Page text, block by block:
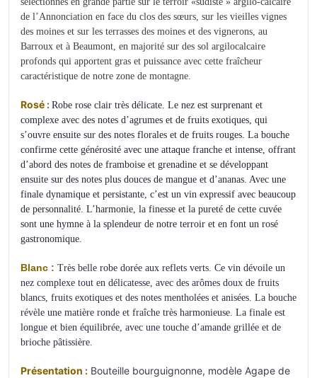
de l’Annonciation en face du clos des sœurs, sur les vieilles vignes
des moines et sur les terrasses des moines et des vignerons, au
Barroux et à Beaumont, en majorité sur des sol argilocalcaire
profonds qui apportent gras et puissance avec cette fraîcheur
caractéristique de notre zone de montagne.
Rosé : Robe rose clair très délicate. Le nez est surprenant et
complexe avec des notes d’agrumes et de fruits exotiques, qui
s’ouvre ensuite sur des notes florales et de fruits rouges. La bouche
confirme cette générosité avec une attaque franche et intense, offrant
d’abord des notes de framboise et grenadine et se développant
ensuite sur des notes plus douces de mangue et d’ananas. Avec une
finale dynamique et persistante, c’est un vin expressif avec beaucoup
de personnalité. L’harmonie, la finesse et la pureté de cette cuvée
sont une hymne à la splendeur de notre terroir et en font un rosé
gastronomique.
Blanc : Très belle robe dorée aux reflets verts. Ce vin dévoile un
nez complexe tout en délicatesse, avec des arômes doux de fruits
blancs, fruits exotiques et des notes mentholées et anisées. La bouche
révèle une matière ronde et fraîche très harmonieuse. La finale est
longue et bien équilibrée, avec une touche d’amande grillée et de
brioche pâtissière.
Présentation : Bouteille bourguignonne, modèle Agape de